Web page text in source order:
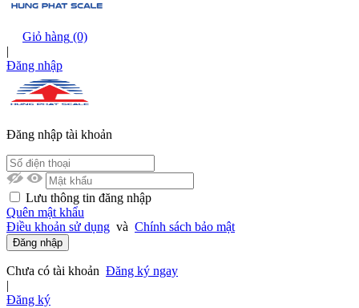
Giỏ hàng (0)
|
Đăng nhập
Đăng nhập tài khoản
Lưu thông tin đăng nhập
Quên mật khẩu
Điều khoản sử dụng và Chính sách bảo mật
Đăng nhập
Chưa có tài khoản Đăng ký ngay
|
Đăng ký